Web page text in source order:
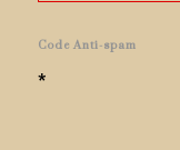
Code Anti-spam
*